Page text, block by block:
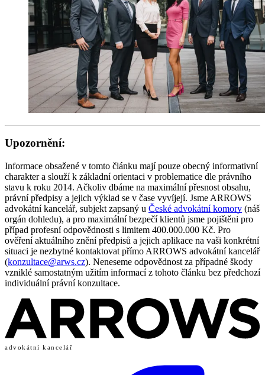
Upozornění:
Informace obsažené v tomto článku mají pouze obecný informativní
charakter a slouží k základní orientaci v problematice dle právního
stavu k roku 2014. Ačkoliv dbáme na maximální přesnost obsahu,
právní předpisy a jejich výklad se v čase vyvíjejí. Jsme ARROWS
advokátní kancelář, subjekt zapsaný u České advokátní komory (náš
orgán dohledu), a pro maximální bezpečí klientů jsme pojištěni pro
případ profesní odpovědnosti s limitem 400.000.000 Kč. Pro
ověření aktuálního znění předpisů a jejich aplikace na vaši konkrétní
situaci je nezbytné kontaktovat přímo ARROWS advokátní kancelář
(konzultace@arws.cz). Neneseme odpovědnost za případné škody
vzniklé samostatným užitím informací z tohoto článku bez předchozí
individuální právní konzultace.
advokátní kancelář